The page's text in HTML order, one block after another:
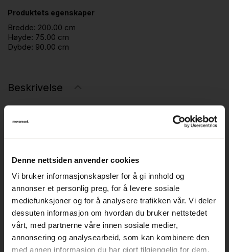
Denne nettsiden anvender cookies
Vi bruker informasjonskapsler for å gi innhold og
annonser et personlig preg, for å levere sosiale
mediefunksjoner og for å analysere trafikken vår. Vi deler
dessuten informasjon om hvordan du bruker nettstedet
vårt, med partnerne våre innen sosiale medier,
annonsering og analysearbeid, som kan kombinere den
med annen informasjon du har gjort tilgjengelig for dem,
Produktets egenskaper
Bredde: 200.00 cm
Høyde: 75.00 cm
Dybde: 90.00 cm
Beskrivelse
Ypperlig spisebord er utviklet i samarbeidet mellom IKEA
og danske HAY, og kombinerer enkel skandinavisk design
minimalistisk uttrykk som er typisk for samarbeidet
Med størrelse 200x90 cm gir bordet god plass til både
måltider, møter og sosiale sammenkomster. De rene
linjene og den enkle konstruksjonen gjør bordet lett å
kombinere med ulike typer stoler og interiør.